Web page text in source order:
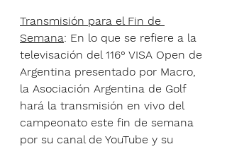
Transmisión para el Fin de
Semana: En lo que se refiere a la
televisación del 116° VISA Open de
Argentina presentado por Macro,
la Asociación Argentina de Golf
hará la transmisión en vivo del
campeonato este fin de semana
por su canal de YouTube y su